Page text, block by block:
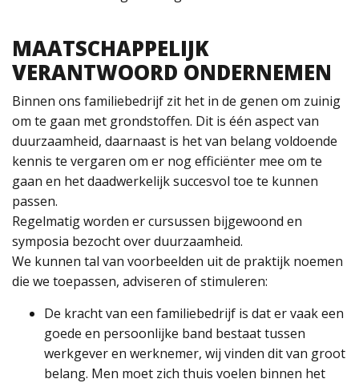
MAATSCHAPPELIJK
VERANTWOORD ONDERNEMEN
Binnen ons familiebedrijf zit het in de genen om zuinig
om te gaan met grondstoffen. Dit is één aspect van
duurzaamheid, daarnaast is het van belang voldoende
kennis te vergaren om er nog efficiënter mee om te
gaan en het daadwerkelijk succesvol toe te kunnen
passen.
Regelmatig worden er cursussen bijgewoond en
symposia bezocht over duurzaamheid.
We kunnen tal van voorbeelden uit de praktijk noemen
die we toepassen, adviseren of stimuleren:
De kracht van een familiebedrijf is dat er vaak een
goede en persoonlijke band bestaat tussen
werkgever en werknemer, wij vinden dit van groot
belang. Men moet zich thuis voelen binnen het